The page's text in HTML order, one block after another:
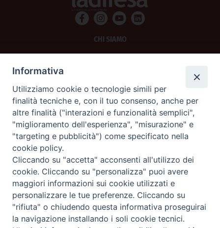
CHI SIAMO
SCRIVICI
La Difesa srl - P.iva 05125420280
La Difesa del Popolo percepisce i contributi pubblici all'editoria.
La Difesa del Popolo, tramite la Fisc (Federazione Italiana Settimanali Cattolici)
ha aderito allo IAP (Istituto dell'Autodisciplina Pubblicitaria) accettando il Codice
di Autodisciplina della Comunicazione Commerciale.
La Difesa del Popolo è una testata registrata presso il Tribunale di Padova
decreto del 15 giugno 1950 al n. 37 del registro periodici.
Informativa
Utilizziamo cookie o tecnologie simili per
finalità tecniche e, con il tuo consenso, anche per
altre finalità ("interazioni e funzionalità semplici",
"miglioramento dell'esperienza", "misurazione" e
"targeting e pubblicità") come specificato nella
cookie policy.
Cliccando su "accetta" acconsenti all'utilizzo dei
cookie. Cliccando su "personalizza" puoi avere
maggiori informazioni sui cookie utilizzati e
personalizzare le tue preferenze. Cliccando su
"rifiuta" o chiudendo questa informativa proseguirai
la navigazione installando i soli cookie tecnici.